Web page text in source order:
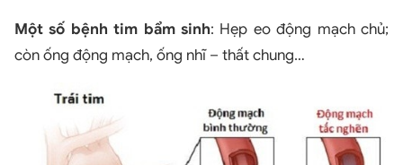
Một số bệnh tim bẩm sinh: Hẹp eo động mạch chủ;
còn ống động mạch, ống nhĩ – thất chung…